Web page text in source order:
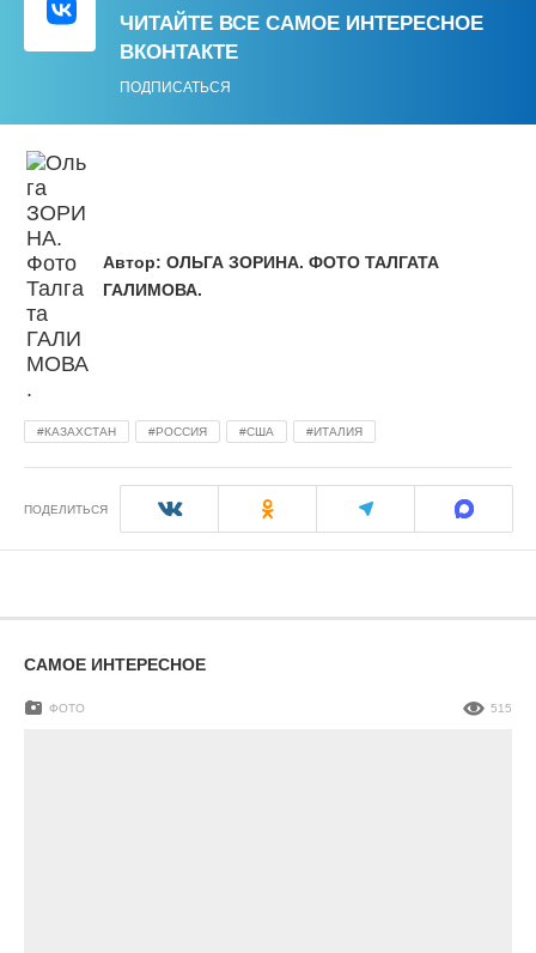
ЧИТАЙТЕ ВСЕ САМОЕ ИНТЕРЕСНОЕ
ВКОНТАКТЕ
ПОДПИСАТЬСЯ
Автор: ОЛЬГА ЗОРИНА. ФОТО ТАЛГАТА
ГАЛИМОВА.
КАЗАХСТАН РОССИЯ США ИТАЛИЯ
ПОДЕЛИТЬСЯ
САМОЕ ИНТЕРЕСНОЕ
ФОТО 515